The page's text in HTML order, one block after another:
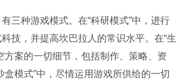
有三种游戏模式。在“科研模式”中，进行
技，并提高坎巴拉人的常识水平。在“生
方案的一切细节，包括制作、策略、资
盒模式”中，尽情运用游戏所供给的一切